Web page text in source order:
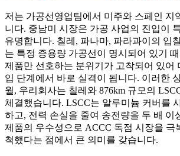
저는 가공선영업팀에서 미주와 스페인 지
니다. 중남미 시장은 가공 사업의 진입이
유명합니다. 칠레, 파나마, 파라과이의 입
는 특정 증용량 가공선이 명시되어 있기
제품만 선호하는 분위기가 고착되어 있어
입 단계에서 바로 실격이 됩니다. 이러한
월, 우리회사는 칠레와 876km 규모의
체결했습니다. LSCC는 알루미늄 커버를
하고, 전력 손실을 줄여 송전량을 두 배 이
제품의 우수성으로 ACCC 독점 시장을 극
척했다는 점에서 큰 의미를 갖습니다.